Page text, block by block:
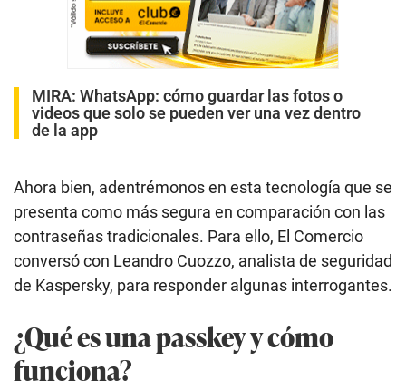
MIRA: WhatsApp: cómo guardar las fotos o
videos que solo se pueden ver una vez dentro
de la app
Ahora bien, adentrémonos en esta tecnología que se
presenta como más segura en comparación con las
contraseñas tradicionales. Para ello, El Comercio
conversó con Leandro Cuozzo, analista de seguridad
de Kaspersky, para responder algunas interrogantes.
¿Qué es una passkey y cómo
funciona?